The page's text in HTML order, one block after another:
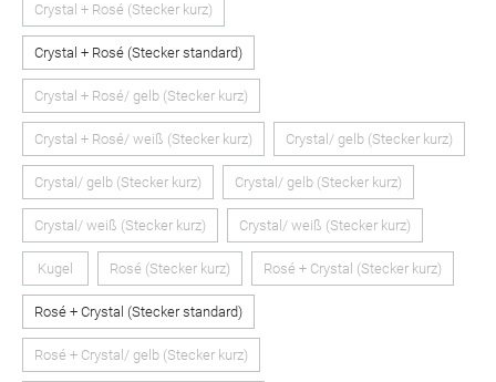
Crystal + Rosé (Stecker kurz)(Diese Option ist zurzeit nicht verfügbar.)
Crystal + Rosé (Stecker standard)
Crystal + Rosé/ gelb (Stecker kurz)(Diese Option ist zurzeit nicht verfügbar.)
Crystal + Rosé/ weiß (Stecker kurz)(Diese Option ist zurzeit nicht verfügbar.)Crystal/ gelb (Stecker kurz)
(Diese Option ist
Crystal/ gelb (Stecker kurz)(Diese Option ist zurzeit nicht verfügbar.)
Crystal/ gelb (Stecker kurz)
(Diese Option ist zurzeit nicht
Crystal/ weiß (Stecker kurz)(Diese Option ist zurzeit nicht verfügbar.)
Crystal/ weiß (Stecker kurz)
(Diese Option ist zurzeit nicht
Kugel(Diese Option ist zurzeit nicht verfügbar.)
Rosé (Stecker kurz)(Diese Option ist zurzeit nicht verfügbar.)
Rosé + Crystal (Stecker kurz)
(Diese Option ist zurzeit
Rosé + Crystal (Stecker standard)
Rosé + Crystal/ gelb (Stecker kurz)(Diese Option ist zurzeit nicht verfügbar.)